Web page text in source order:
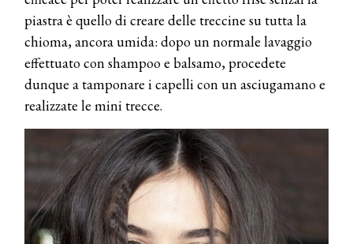
piastra è quello di creare delle treccine su tutta la
chioma, ancora umida: dopo un normale lavaggio
effettuato con shampoo e balsamo, procedete
dunque a tamponare i capelli con un asciugamano e
realizzate le mini trecce.